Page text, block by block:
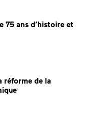
75 ans d’histoire et
réforme de la